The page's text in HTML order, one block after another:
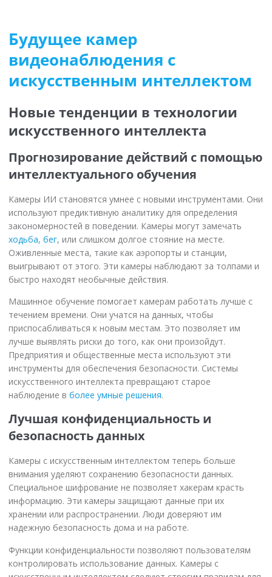
Будущее камер
видеонаблюдения с
искусственным интеллектом
Новые тенденции в технологии
искусственного интеллекта
Прогнозирование действий с помощью
интеллектуального обучения
Камеры ИИ становятся умнее с новыми инструментами. Они
используют предиктивную аналитику для определения
закономерностей в поведении. Камеры могут замечать
ходьба, бег, или слишком долгое стояние на месте.
Оживленные места, такие как аэропорты и станции,
выигрывают от этого. Эти камеры наблюдают за толпами и
быстро находят необычные действия.
Машинное обучение помогает камерам работать лучше с
течением времени. Они учатся на данных, чтобы
приспосабливаться к новым местам. Это позволяет им
лучше выявлять риски до того, как они произойдут.
Предприятия и общественные места используют эти
инструменты для обеспечения безопасности. Системы
искусственного интеллекта превращают старое
наблюдение в более умные решения.
Лучшая конфиденциальность и
безопасность данных
Камеры с искусственным интеллектом теперь больше
внимания уделяют сохранению безопасности данных.
Специальное шифрование не позволяет хакерам красть
информацию. Эти камеры защищают данные при их
хранении или распространении. Люди доверяют им
надежную безопасность дома и на работе.
Функции конфиденциальности позволяют пользователям
контролировать использование данных. Камеры с